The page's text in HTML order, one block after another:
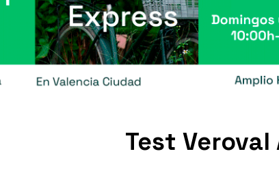
Test